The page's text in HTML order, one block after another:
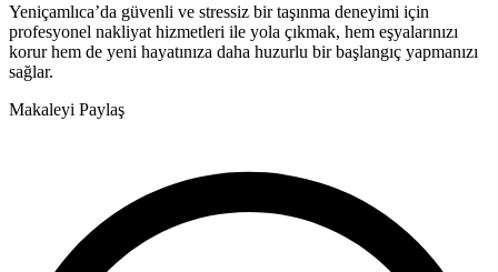
Yeniçamlıca’da güvenli ve stressiz bir taşınma deneyimi için
profesyonel nakliyat hizmetleri ile yola çıkmak, hem eşyalarınızı
korur hem de yeni hayatınıza daha huzurlu bir başlangıç yapmanızı
sağlar.
Makaleyi Paylaş